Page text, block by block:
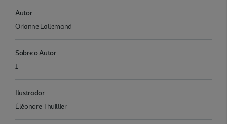
Autor
Orianne Lallemand
Sobre o Autor
1
Ilustrador
Éléonore Thuillier